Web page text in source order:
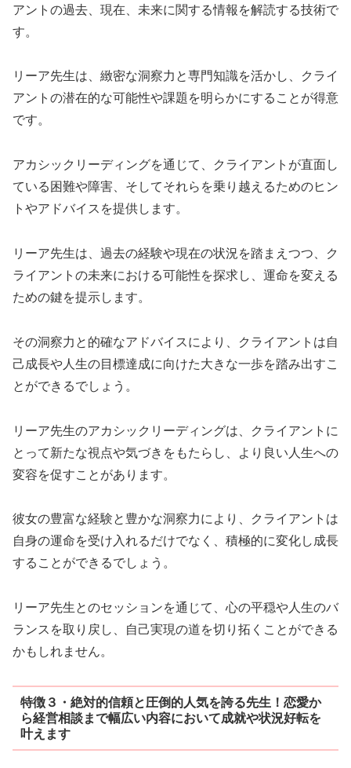
アントの過去、現在、未来に関する情報を解読する技術で
す。
リーア先生は、緻密な洞察力と専門知識を活かし、クライ
アントの潜在的な可能性や課題を明らかにすることが得意
です。
アカシックリーディングを通じて、クライアントが直面し
ている困難や障害、そしてそれらを乗り越えるためのヒン
トやアドバイスを提供します。
リーア先生は、過去の経験や現在の状況を踏まえつつ、ク
ライアントの未来における可能性を探求し、運命を変える
ための鍵を提示します。
その洞察力と的確なアドバイスにより、クライアントは自
己成長や人生の目標達成に向けた大きな一歩を踏み出すこ
とができるでしょう。
リーア先生のアカシックリーディングは、クライアントに
とって新たな視点や気づきをもたらし、より良い人生への
変容を促すことがあります。
彼女の豊富な経験と豊かな洞察力により、クライアントは
自身の運命を受け入れるだけでなく、積極的に変化し成長
することができるでしょう。
リーア先生とのセッションを通じて、心の平穏や人生のバ
ランスを取り戻し、自己実現の道を切り拓くことができる
かもしれません。
特徴３・絶対的信頼と圧倒的人気を誇る先生！恋愛か
ら経営相談まで幅広い内容において成就や状況好転を
叶えます